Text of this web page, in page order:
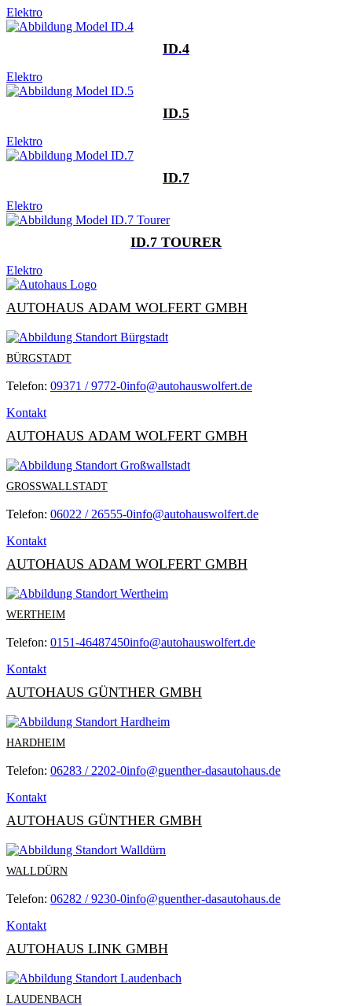
Elektro
ID.4
Elektro
ID.5
Elektro
ID.7
Elektro
ID.7 TOURER
Elektro
AUTOHAUS ADAM WOLFERT GMBH
BÜRGSTADT
Telefon: 09371 / 9772-0info@autohauswolfert.de
Kontakt
AUTOHAUS ADAM WOLFERT GMBH
GROSSWALLSTADT
Telefon: 06022 / 26555-0info@autohauswolfert.de
Kontakt
AUTOHAUS ADAM WOLFERT GMBH
WERTHEIM
Telefon: 0151-46487450info@autohauswolfert.de
Kontakt
AUTOHAUS GÜNTHER GMBH
HARDHEIM
Telefon: 06283 / 2202-0info@guenther-dasautohaus.de
Kontakt
AUTOHAUS GÜNTHER GMBH
WALLDÜRN
Telefon: 06282 / 9230-0info@guenther-dasautohaus.de
Kontakt
AUTOHAUS LINK GMBH
LAUDENBACH